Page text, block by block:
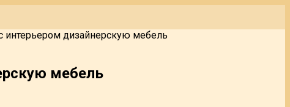
интерьером дизайнерскую мебель
мебель